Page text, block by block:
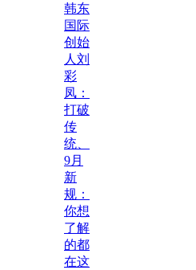
韩东
国际
创始
人刘
彩
凤：
打破
传
统、
9月
新
规：
你想
了解
的都
在这